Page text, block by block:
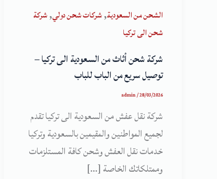
الشحن من السعودية,شركات شحن دولي,شركة
شحن الى تركيا
شركة شحن أثاث من السعودية الى تركيا –
توصيل سريع من الباب للباب
admin/28/03/2026
شركة نقل عفش من السعودية الى تركيا تقدم
لجميع المواطنين والمقيمين بالسعودية وتركيا
خدمات نقل العفش وشحن كافة المستلزمات
وممتلكاتك الخاصة […]